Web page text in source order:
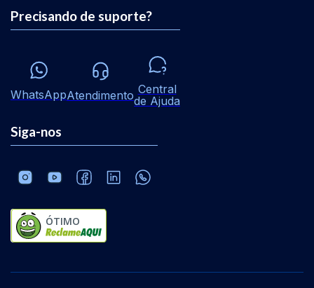
Precisando de suporte?
WhatsAppAtendimento Central
de Ajuda
Siga-nos
ÓTIMO